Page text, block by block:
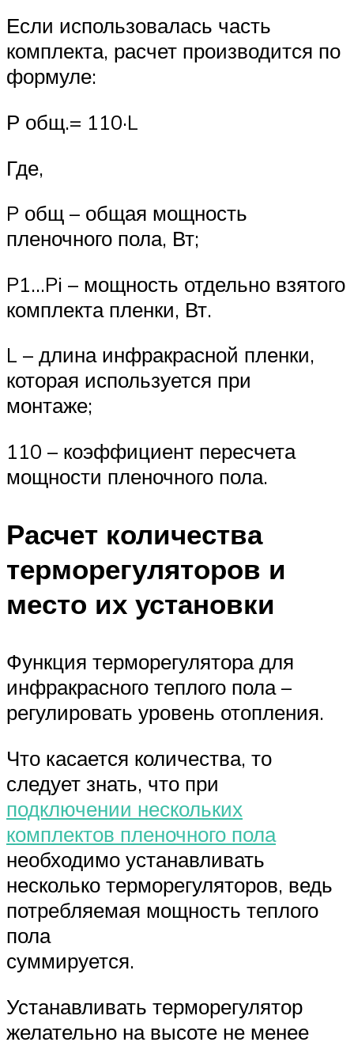
Если использовалась часть
комплекта, расчет производится по
формуле:
Р общ.= 110·L
Где,
P общ – общая мощность
пленочного пола, Вт;
P1…Pi – мощность отдельно взятого
комплекта пленки, Вт.
L – длина инфракрасной пленки,
которая используется при
монтаже;
110 – коэффициент пересчета
мощности пленочного пола.
Расчет количества
терморегуляторов и
место их установки
Функция терморегулятора для
инфракрасного теплого пола –
регулировать уровень отопления.
Что касается количества, то
следует знать, что при
подключении нескольких
комплектов пленочного пола
необходимо устанавливать
несколько терморегуляторов, ведь
потребляемая мощность теплого
пола
суммируется.
Устанавливать терморегулятор
желательно на высоте не менее